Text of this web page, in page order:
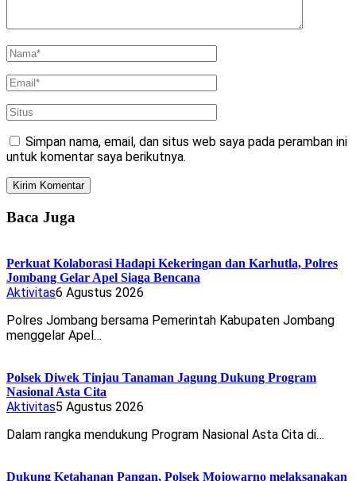
Simpan nama, email, dan situs web saya pada peramban ini
untuk komentar saya berikutnya.
Baca Juga
Perkuat Kolaborasi Hadapi Kekeringan dan Karhutla, Polres
Jombang Gelar Apel Siaga Bencana
Aktivitas6 Agustus 2026
Polres Jombang bersama Pemerintah Kabupaten Jombang
menggelar Apel…
Polsek Diwek Tinjau Tanaman Jagung Dukung Program
Nasional Asta Cita
Aktivitas5 Agustus 2026
Dalam rangka mendukung Program Nasional Asta Cita di…
Dukung Ketahanan Pangan, Polsek Mojowarno melaksanakan